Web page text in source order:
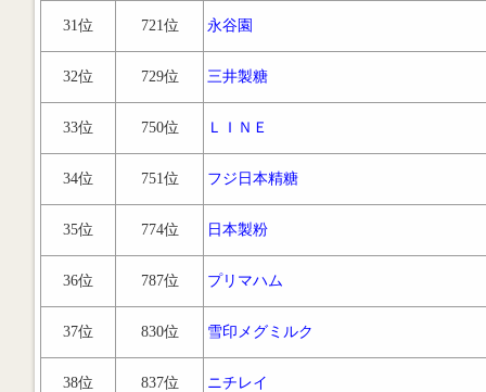
31位 721位 永谷園
32位 729位 三井製糖
33位 750位 ＬＩＮＥ
34位 751位 フジ日本精糖
35位 774位 日本製粉
36位 787位 プリマハム
37位 830位 雪印メグミルク
38位 837位 ニチレイ